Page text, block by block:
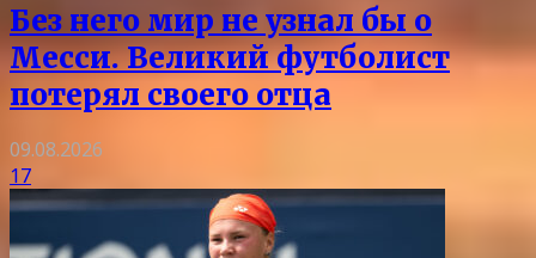
Без него мир не узнал бы о
Месси. Великий футболист
потерял своего отца
09.08.2026
17